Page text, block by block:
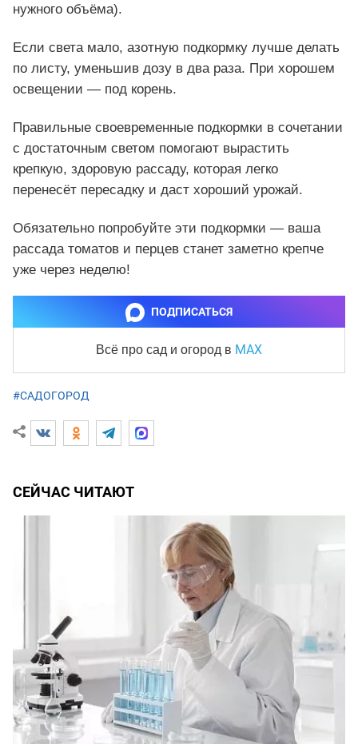
нужного объёма).
Если света мало, азотную подкормку лучше делать
по листу, уменьшив дозу в два раза. При хорошем
освещении — под корень.
Правильные своевременные подкормки в сочетании
с достаточным светом помогают вырастить
крепкую, здоровую рассаду, которая легко
перенесёт пересадку и даст хороший урожай.
Обязательно попробуйте эти подкормки — ваша
рассада томатов и перцев станет заметно крепче
уже через неделю!
ПОДПИСАТЬСЯ
Всё про сад и огород в MAX
#САДОГОРОД
СЕЙЧАС ЧИТАЮТ